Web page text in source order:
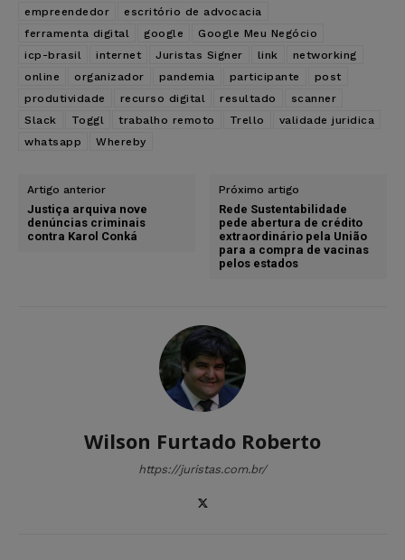
empreendedor
escritório de advocacia
ferramenta digital
google
Google Meu Negócio
icp-brasil
internet Juristas Signer link
networking
online
organizador pandemia participante
post
produtividade
recurso digital resultado
scanner
Slack
Toggl trabalho remoto Trello
validade juridica
whatsapp
Whereby
Artigo anterior
Justiça arquiva nove
denúncias criminais
contra Karol Conká
Próximo artigo
Rede Sustentabilidade
pede abertura de crédito
extraordinário pela União
para a compra de vacinas
pelos estados
Wilson Furtado Roberto
https://juristas.com.br/